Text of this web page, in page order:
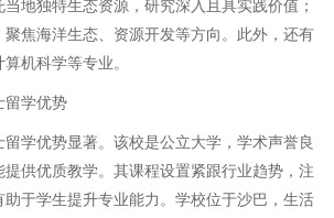
地独特生态资源，研究深入且具实践价值；
焦海洋生态、资源开发等方向。此外，还有
机科学等专业。
留学优势
学优势显著。该校是公立大学，学术声誉良
供优质教学。其课程设置紧跟行业趋势，注
于学生提升专业能力。学校位于沙巴，生活